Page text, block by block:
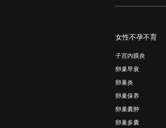
女性不孕不育
子宫内膜炎
卵巢早衰
卵巢炎
卵巢保养
卵巢囊肿
卵巢多囊